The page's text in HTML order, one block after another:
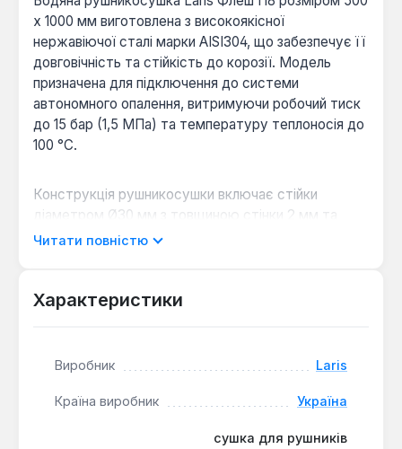
x 1000 мм виготовлена з високоякісної
нержавіючої сталі марки AISI304, що забезпечує її
довговічність та стійкість до корозії. Модель
призначена для підключення до системи
автономного опалення, витримуючи робочий тиск
до 15 бар (1,5 МПа) та температуру теплоносія до
100 °С.
Конструкція рушникосушки включає стійки
діаметром Ø30 мм з товщиною стінки 2 мм та
перемички діаметром Ø20 мм з товщиною 1,5 мм.
систем. Тепловіддача моделі становить 177 Вт,
нержавіючої сталі AISI304 гарантує стійкість
Читати повністю
Характеристики
Виробник Laris
Країна виробник Україна
сушка для рушників